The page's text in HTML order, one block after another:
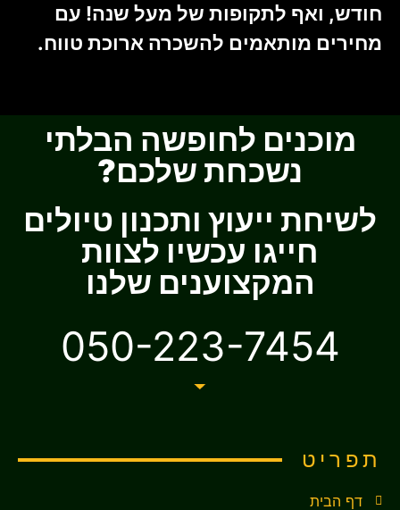
חודש, ואף לתקופות של מעל שנה! עם
מחירים מותאמים להשכרה ארוכת טווח.
מוכנים לחופשה הבלתי
נשכחת שלכם?
לשיחת ייעוץ ותכנון טיולים
חייגו עכשיו לצוות
המקצוענים שלנו
050-223-7454
תפריט
דף הבית